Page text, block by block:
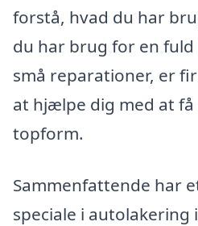
forstå, hvad du har
du har brug for en
små reparationer, er
at hjælpe dig med at
topform.
Sammenfattende har
speciale i autolakering